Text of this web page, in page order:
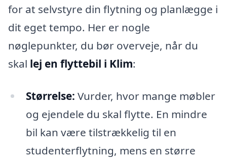
for at selvstyre din flytning og planlægge i
dit eget tempo. Her er nogle
nøglepunkter, du bør overveje, når du
skal lej en flyttebil i Klim:
Størrelse: Vurder, hvor mange møbler
og ejendele du skal flytte. En mindre
bil kan være tilstrækkelig til en
studenterflytning, mens en større